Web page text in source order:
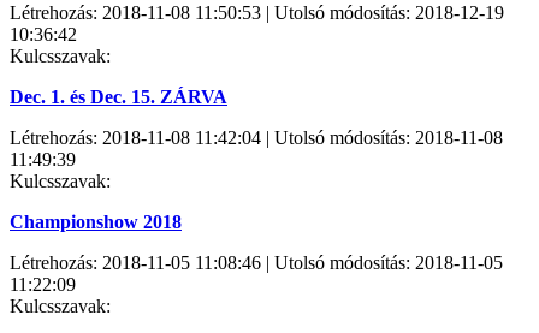
Létrehozás: 2018-11-08 11:50:53 | Utolsó módosítás: 2018-12-19
10:36:42
Kulcsszavak:
Dec. 1. és Dec. 15. ZÁRVA
Létrehozás: 2018-11-08 11:42:04 | Utolsó módosítás: 2018-11-08
11:49:39
Kulcsszavak:
Championshow 2018
Létrehozás: 2018-11-05 11:08:46 | Utolsó módosítás: 2018-11-05
11:22:09
Kulcsszavak: